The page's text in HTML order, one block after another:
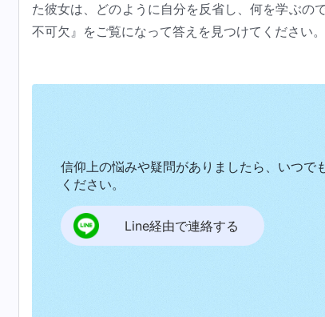
た彼女は、どのように自分を反省し、何を学ぶ
不可欠』をご覧になって答えを見つけてください。
信仰上の悩みや疑問がありましたら、いつで
ください。
Line経由で連絡する